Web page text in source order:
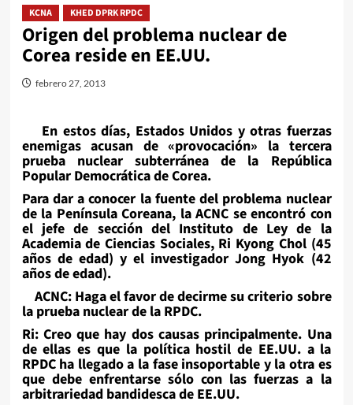
KCNA KHED DPRK RPDC
Origen del problema nuclear de
Corea reside en EE.UU.
febrero 27, 2013
En estos días, Estados Unidos y otras fuerzas
enemigas acusan de «provocación» la tercera
prueba nuclear subterránea de la República
Popular Democrática de Corea.
Para dar a conocer la fuente del problema nuclear
de la Península Coreana, la ACNC se encontró con
el jefe de sección del Instituto de Ley de la
Academia de Ciencias Sociales, Ri Kyong Chol (45
años de edad) y el investigador Jong Hyok (42
años de edad).
ACNC: Haga el favor de decirme su criterio sobre
la prueba nuclear de la RPDC.
Ri: Creo que hay dos causas principalmente. Una
de ellas es que la política hostil de EE.UU. a la
RPDC ha llegado a la fase insoportable y la otra es
que debe enfrentarse sólo con las fuerzas a la
arbitrariedad bandidesca de EE.UU.